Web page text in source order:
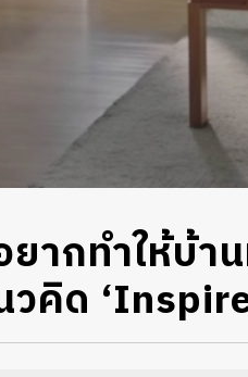
ากทำให้บ้า
วคิด